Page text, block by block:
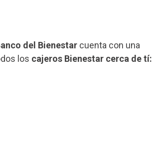
del Bienestar cuenta con una
los cajeros Bienestar cerca de tí: